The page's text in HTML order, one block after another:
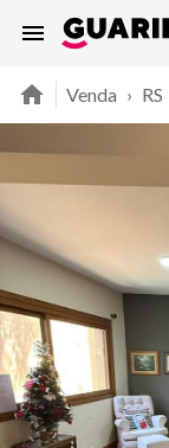
Venda › RS